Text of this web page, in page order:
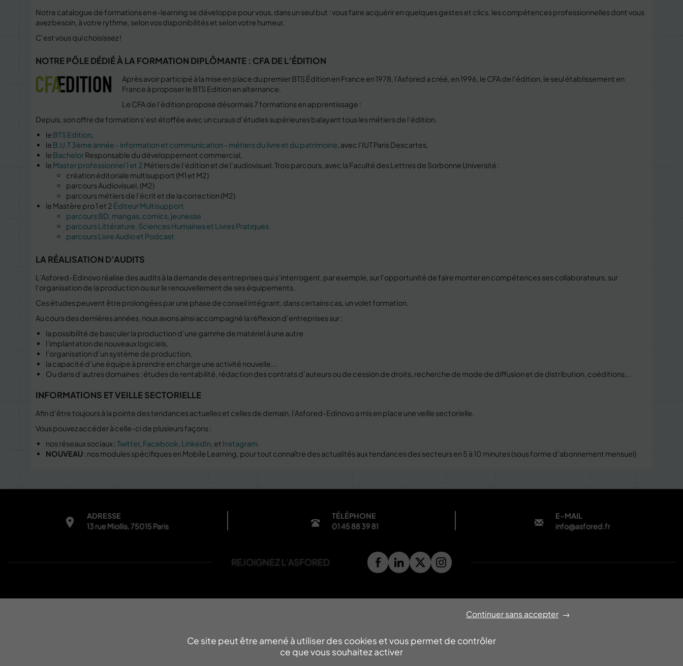
Notre catalogue de formations en e-learning se développe pour vous, dans un seul but : vous faire acquérir en quelques gestes et clics, les compétences professionnelles dont vous
avez besoin, à votre rythme, selon vos disponibilités et selon votre humeur.
C’est vous qui choisissez !
NOTRE PÔLE DÉDIÉ À LA FORMATION DIPLÔMANTE : CFA DE L’ÉDITION
Après avoir participé à la mise en place du premier BTS Édition en France en 1978, l’Asfored a créé, en 1996, le CFA de l’édition, le seul établissement en
France à proposer le BTS Edition en alternance.
Le CFA de l’édition propose désormais 7 formations en apprentissage :
Depuis, son offre de formation s’est étoffée avec un cursus d’études supérieures balayant tous les métiers de l’édition.
le BTS Edition
le B.U.T 3ème année - information et communication - métiers du livre et du patrimoine , avec l’IUT Paris Descartes,
le BachelorResponsable du développement commercial,
le Master professionnel 1 et 2 Métiers de l’édition et de l’audiovisuel. Trois parcours, avec la Faculté des Lettres de Sorbonne Université :
création éditoriale multisupport (M1 et M2)
parcours Audiovisuel, (M2)
parcours métiers de l’écrit et de la correction (M2)
le Mastère pro 1 et 2 Éditeur Multisupport
parcours BD, mangas, comics, jeunesse
parcours Littérature, Sciences Humaines et Livres Pratiques.
parcours Livre Audio et Podcast
LA RÉALISATION D’AUDITS
L’Asfored-Edinovo réalise des audits à la demande des entreprises qui s’interrogent, par exemple, sur l’opportunité de faire monter en compétences ses collaborateurs, sur
l’organisation de la production ou sur le renouvellement de ses équipements.
Ces études peuvent être prolongées par une phase de conseil intégrant, dans certains cas, un volet formation.
Au cours des dernières années, nous avons ainsi accompagné la réflexion d’entreprises sur :
la possibilité de basculer la production d’une gamme de matériel à une autre
l’implantation de nouveaux logiciels,
l’organisation d’un système de production,
la capacité d’une équipe à prendre en charge une activité nouvelle...
Ou dans d’autres domaines : études de rentabilité, rédaction des contrats d’auteurs ou de cession de droits, recherche de mode de diffusion et de distribution, coéditions...
INFORMATIONS ET VEILLE SECTORIELLE
Afin d’être toujours à la pointe des tendances actuelles et celles de demain, l’Asfored-Edinovo a mis en place une veille sectorielle.
Vous pouvez accéder à celle-ci de plusieurs façons :
nos réseaux sociaux :Twitter, Facebook LinkedIn , et Instagram.
NOUVEAU: nos modules spécifiques en Mobile Learning, pour tout connaître des actualités aux tendances des secteurs en 5 à 10 minutes (sous forme d’abonnement mensuel)
ADRESSE
13 rue Miollis, 75015 Paris
TÉLÉPHONE
01 45 88 39 81
E-MAIL
info@asfored.fr
REJOIGNEZ L’ASFORED
Engagement qualité
Recevez les actualités Asfored-Edinovo
Continuer sans accepter →
Ce site peut être amené à utiliser des cookies et vous permet de contrôler
ce que vous souhaitez activer